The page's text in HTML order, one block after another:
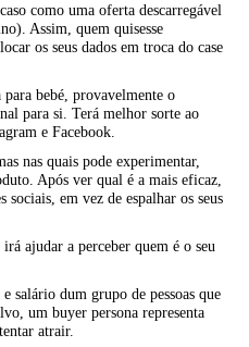
como uma oferta descarregável
Assim, quem quisesse
os seus dados em troca do case
para bebé, provavelmente o
para si. Terá melhor sorte ao
e Facebook.
nas quais pode experimentar,
Após ver qual é a mais eficaz,
sociais, em vez de espalhar os seus
ajudar a perceber quem é o seu
salário dum grupo de pessoas que
um buyer persona representa
atrair.